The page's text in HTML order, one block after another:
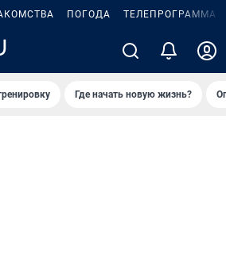
ПОГОДА ТЕЛЕПРОГРАММА
Где начать новую жизнь?